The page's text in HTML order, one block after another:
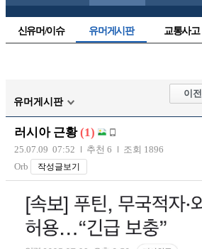
신유머/이슈 유머게시판 교통사고
자유사진
트럭/버스
장착시공사진
유머게시판
이전
러시아 근황 (1)
25.07.09 07:52 추천 6
조회 1896
Orb
작성글보기